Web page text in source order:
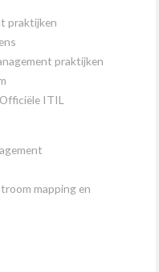
praktijken
praktijken
ITIL
mapping en